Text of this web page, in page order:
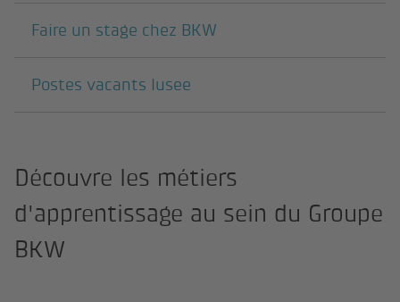
Faire un stage chez BKW
Postes vacants lusee
Découvre les métiers
d'apprentissage au sein du Groupe
BKW